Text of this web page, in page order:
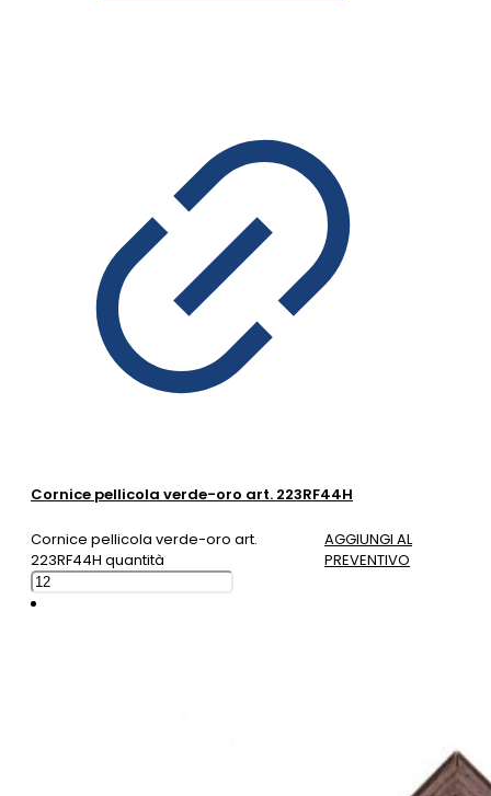
Cornice pellicola verde-oro art. 223RF44H
Cornice pellicola verde-oro art.
223RF44H quantità
AGGIUNGI AL
PREVENTIVO